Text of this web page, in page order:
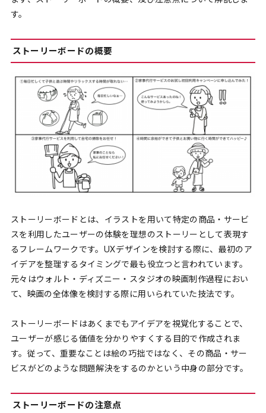
す。
ストーリーボードの概要
ストーリーボードとは、イラストを用いて特定の商品・サービ
スを利用したユーザーの体験を理想のストーリーとして表現す
るフレームワークです。UXデザインを検討する際に、最初のア
イデアを整理するタイミングで最も役立つと言われています。
元々はウォルト・ディズニー・スタジオの映画制作過程におい
て、映画の全体像を検討する際に用いられていた技法です。
ストーリーボードはあくまでもアイデアを視覚化することで、
ユーザーが感じる価値を分かりやすくする目的で作成されま
す。従って、重要なことは絵の巧拙ではなく、その商品・サー
ビスがどのような問題解決をするのかという中身の部分です。
ストーリーボードの注意点